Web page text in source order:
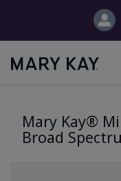
Mary Kay®
Broad